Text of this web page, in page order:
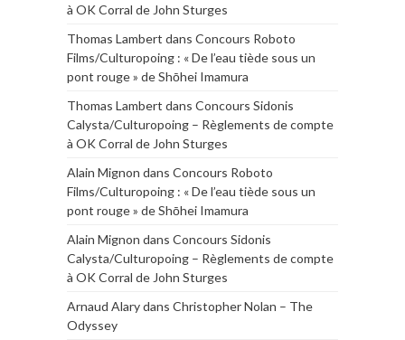
à OK Corral de John Sturges
Thomas Lambert dans Concours Roboto
Films/Culturopoing : « De l’eau tiède sous un
pont rouge » de Shōhei Imamura
Thomas Lambert dans Concours Sidonis
Calysta/Culturopoing – Règlements de compte
à OK Corral de John Sturges
Alain Mignon dans Concours Roboto
Films/Culturopoing : « De l’eau tiède sous un
pont rouge » de Shōhei Imamura
Alain Mignon dans Concours Sidonis
Calysta/Culturopoing – Règlements de compte
à OK Corral de John Sturges
Arnaud Alarydans Christopher Nolan – The
Odyssey